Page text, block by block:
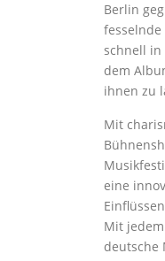
Berlin
fesselnde
schnell in
dem
ihnen zu
Mit
eine
Mit
deutsche